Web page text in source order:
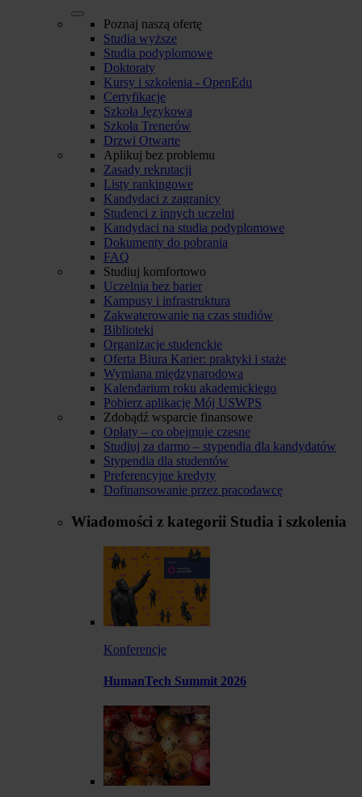
Poznaj naszą ofertę
Studia wyższe
Studia podyplomowe
Doktoraty
Kursy i szkolenia - OpenEdu
Certyfikacje
Szkoła Językowa
Szkoła Trenerów
Drzwi Otwarte
Aplikuj bez problemu
Zasady rekrutacji
Listy rankingowe
Kandydaci z zagranicy
Studenci z innych uczelni
Kandydaci na studia podyplomowe
Dokumenty do pobrania
FAQ
Studiuj komfortowo
Uczelnia bez barier
Kampusy i infrastruktura
Zakwaterowanie na czas studiów
Biblioteki
Organizacje studenckie
Oferta Biura Karier: praktyki i staże
Wymiana międzynarodowa
Kalendarium roku akademickiego
Pobierz aplikację Mój USWPS
Zdobądź wsparcie finansowe
Opłaty – co obejmuje czesne
Studiuj za darmo – stypendia dla kandydatów
Stypendia dla studentów
Preferencyjne kredyty
Dofinansowanie przez pracodawcę
Wiadomości z kategorii Studia i szkolenia
Konferencje
HumanTech Summit 2026